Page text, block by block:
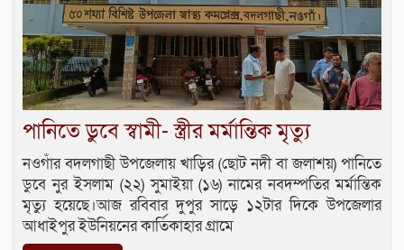
পানিতে ডুবে স্বামী- স্ত্রীর মর্মান্তিক মৃত্যু
নওগাঁর বদলগাছী উপজেলায় খাড়ির (ছোট নদী বা জলাশয়) পানিতে
ডুবে নুর ইসলাম (২২) সুমাইয়া (১৬) নামের নবদম্পতির মর্মান্তিক
মৃত্যু হয়েছে।আজ রবিবার দুপুর সাড়ে ১২টার দিকে উপজেলার
আধাইপুর ইউনিয়নের কার্তিকাহার গ্রামে